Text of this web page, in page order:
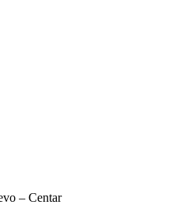
– Centar